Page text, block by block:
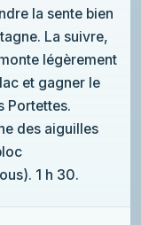
la sente bien
La suivre,
légèrement
et gagner le
Portettes.
des aiguilles
1 h 30.